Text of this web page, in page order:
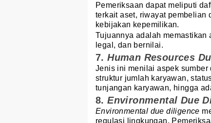
Pemeriksaan dapat meliputi
terkait aset, riwayat pembelian
kebijakan kepemilikan.
Tujuannya adalah memastikan
legal, dan bernilai.
7.Human Resources
Jenis ini menilai aspek
struktur jumlah karyawan,
tunjangan karyawan, hingga
8.Environmental Due
Environmental due diligence
regulasi lingkungan.